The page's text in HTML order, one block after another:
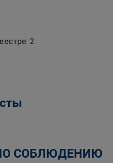
наземном электрическом
СОБЛЮДЕНИЮ